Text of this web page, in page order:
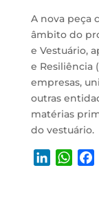
A nova peça
âmbito do
e Vestuário,
e Resiliência
empresas,
outras
matérias
do vestuário.
W